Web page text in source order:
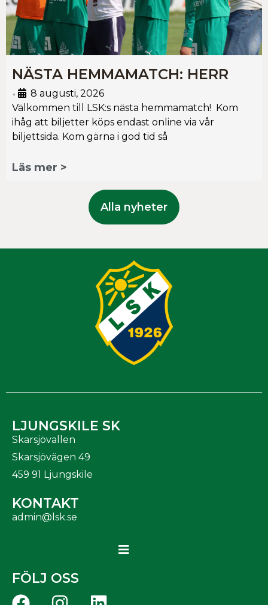
NÄSTA HEMMAMATCH: HERR
•
8 augusti, 2026
Välkommen till LSK:s nästa hemmamatch! Kom
ihåg att biljetter köps endast online via vår
biljettsida. Kom gärna i god tid så
Läs mer >
Alla nyheter
LJUNGSKILE SK
Skarsjövallen
Skarsjövägen 49
459 91 Ljungskile
KONTAKT
admin@lsk.se
FÖLJ OSS